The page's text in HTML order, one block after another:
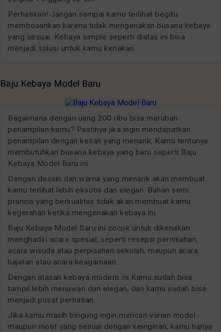
Perhatikan! Jangan sampai kamu terlihat begitu
membosankan karena tidak mengenakan busana kebaya
yang sesuai. Kebaya simple seperti diatas ini bisa
menjadi solusi untuk kamu kenakan.
Baju Kebaya Model Baru
Bagaimana dengan uang 200 ribu bisa merubah
penampilan kamu? Pastinya jika ingin mendapatkan
penampilan dengan kesan yang menarik, Kamu tentunya
membutuhkan busana kebaya yang baru seperti Baju
Kebaya Model Baru ini.
Dengan desain dan warna yang menarik akan membuat
kamu terlihat lebih eksotis dan elegan. Bahan semi
prancis yang berkualitas tidak akan membuat kamu
kegerahan ketika mengenakan kebaya ini.
Baju Kebaya Model Baru ini cocok untuk dikenakan
menghadiri acara spesial, seperti resepsi pernikahan,
acara wisuda atau perpisahan sekolah, maupun acara
hajatan atau acara keagamaan.
Dengan atasan kebaya modern ini Kamu sudah bisa
tampil lebih menawan dan elegan, dan kamu sudah bisa
menjadi pusat perhatian.
Jika kamu masih bingung ingin mencari varian model
maupun motif yang sesuai dengan keinginan, kamu hanya